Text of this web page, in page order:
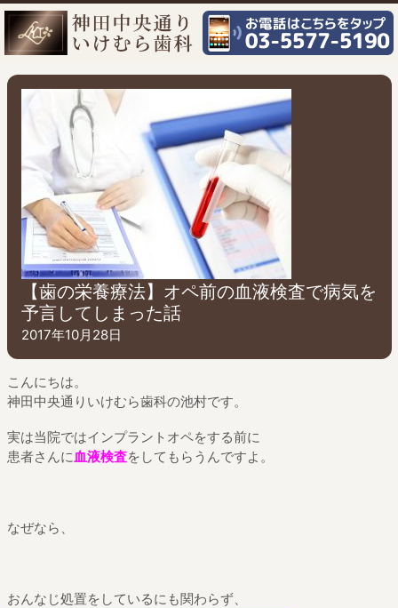
【歯の栄養療法】オペ前の血液検査で病気を
予言してしまった話
2017年10月28日
こんにちは。
神田中央通りいけむら歯科の池村です。
実は当院ではインプラントオペをする前に
患者さんに血液検査をしてもらうんですよ。
なぜなら、
おんなじ処置をしているにも関わらず、